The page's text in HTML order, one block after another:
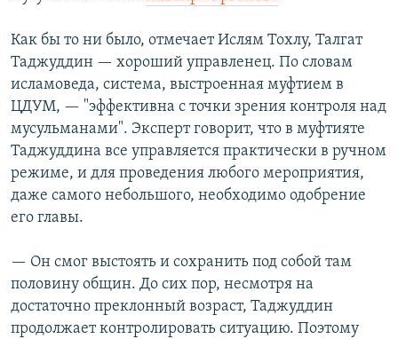
Как бы то ни было, отмечает Ислям Тохлу, Талгат
Таджуддин — хороший управленец. По словам
исламоведа, система, выстроенная муфтием в
ЦДУМ, — "эффективна с точки зрения контроля над
мусульманами". Эксперт говорит, что в муфтияте
Таджуддина все управляется практически в ручном
режиме, и для проведения любого мероприятия,
даже самого небольшого, необходимо одобрение
его главы.
— Он смог выстоять и сохранить под собой там
половину общин. До сих пор, несмотря на
достаточно преклонный возраст, Таджуддин
продолжает контролировать ситуацию. Поэтому